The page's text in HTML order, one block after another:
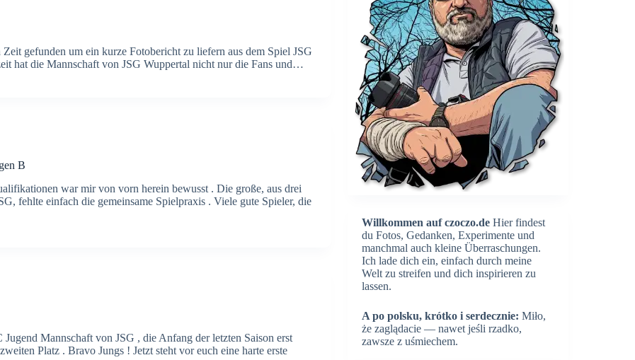
gefunden um ein kurze Fotobericht zu liefern aus dem Spiel JSG
hat die Mannschaft von JSG Wuppertal nicht nur die Fans und…
B
war mir von vorn herein bewusst . Die große, aus drei
fehlte einfach die gemeinsame Spielpraxis . Viele gute Spieler, die
Mannschaft von JSG , die Anfang der letzten Saison erst
Platz . Bravo Jungs ! Jetzt steht vor euch eine harte erste
Willkommen auf czoczo.de Hier findest
du Fotos, Gedanken, Experimente und
manchmal auch kleine Überraschungen.
Ich lade dich ein, einfach durch meine
Welt zu streifen und dich inspirieren zu
lassen.
A po polsku, krótko i serdecznie: Miło,
że zaglądacie — nawet jeśli rzadko,
zawsze z uśmiechem.